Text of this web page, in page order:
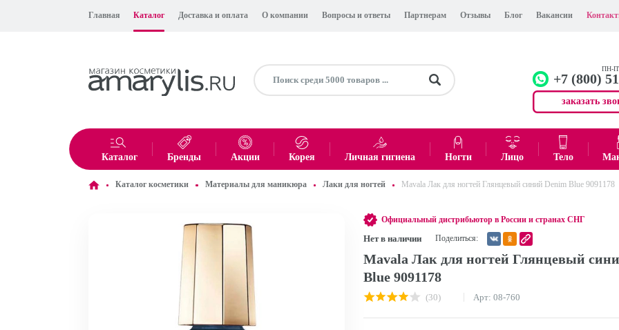
Главная Каталог Доставка и оплата О компании Вопросы и ответы Партнерам Отзывы Блог Вакансии
ПН-
+7 (800)
заказать
Офис +7 (499)
Итого: 0 ₽
Каталог Бренды Акции Корея Личная гигиена Ногти Лицо Тело
Каталог косметики Материалы для маникюра Лаки для ногтей Mavala Лак для ногтей Глянцевый синий Denim Blue 9091178
Официальный дистрибьютор в России и странах СНГ
Нет в наличии Поделиться:
Mavala Лак для ногтей Глянцевый
Blue 9091178
(30) Арт: 08-760